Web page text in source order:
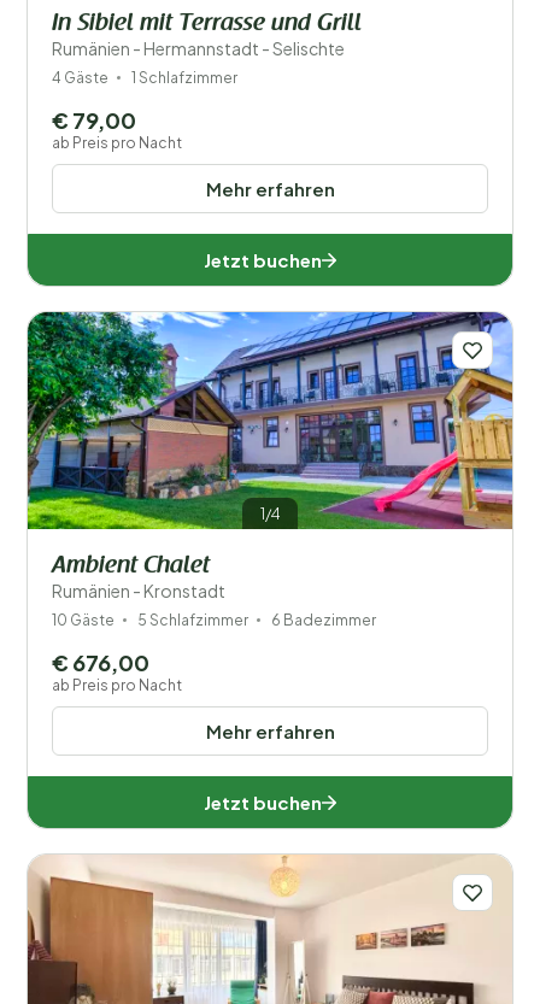
In Sibiel mit Terrasse und Grill
Rumänien - Hermannstadt - Selischte
4 Gäste 1 Schlafzimmer
Mehr erfahren
€ 79,00
ab Preis pro Nacht
Jetzt buchen
1/4
Ambient Chalet
Rumänien - Kronstadt
10 Gäste 5 Schlafzimmer 6 Badezimmer
Mehr erfahren
€ 676,00
ab Preis pro Nacht
Jetzt buchen